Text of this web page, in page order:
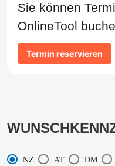
Sie können
OnlineTool
Termin reservieren
NZ AT DM